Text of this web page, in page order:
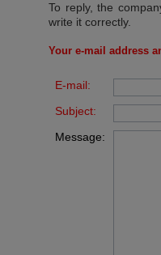
To reply, the
write it correctly.
Your e-mail address
E-mail:
Subject:
Message: